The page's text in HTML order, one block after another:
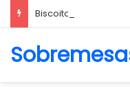
Biscoito Amanteigado